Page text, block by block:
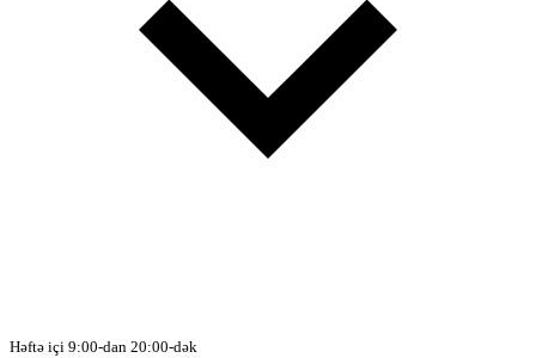
Həftə içi 9:00-dan 20:00-dək